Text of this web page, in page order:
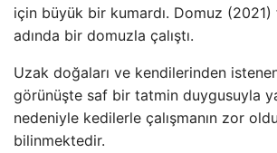
için büyük bir kumardı. Domuz
adında bir domuzla çalıştı.
Uzak doğaları ve kendilerinden
görünüşte saf bir tatmin duygusuyla
nedeniyle kedilerle çalışmanın zor
bilinmektedir.